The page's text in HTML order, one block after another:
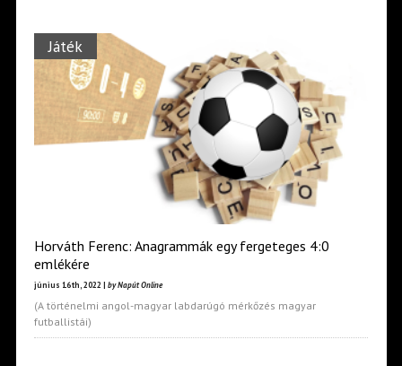
Játék
Horváth Ferenc: Anagrammák egy fergeteges 4:0
emlékére
június 16th, 2022 | by Napút Online
(A történelmi angol-magyar labdarúgó mérkőzés magyar
futballistái)